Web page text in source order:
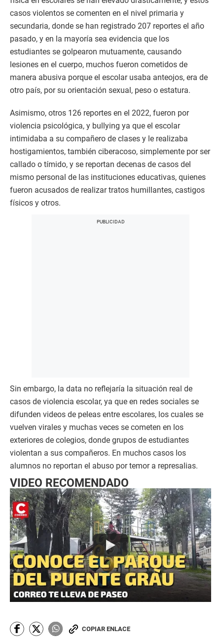
casos violentos se comenten en el nivel primaria y
secundaria, donde se han registrado 207 reportes el año
pasado, y en la mayoría sea evidencia que los
estudiantes se golpearon mutuamente, causando
lesiones en el cuerpo, muchos fueron cometidos de
manera abusiva porque el escolar usaba anteojos, era de
otro país, por su orientación sexual, peso o estatura.
Asimismo, otros 126 reportes en el 2022, fueron por
violencia psicológica, y bullying ya que el escolar
intimidaba a su compañero de clases y le realizaba
hostigamientos, también ciberacoso, simplemente por ser
callado o tímido, y se reportan decenas de casos del
mismo personal de las instituciones educativas, quienes
fueron acusados de realizar tratos humillantes, castigos
físicos y otros.
Sin embargo, la data no reflejaría la situación real de
casos de violencia escolar, ya que en redes sociales se
difunden videos de peleas entre escolares, los cuales se
vuelven virales y muchas veces se cometen en los
exteriores de colegios, donde grupos de estudiantes
violentan a sus compañeros. En muchos casos los
alumnos no reportan el abuso por temor a represalias.
VIDEO RECOMENDADO
COPIAR ENLACE